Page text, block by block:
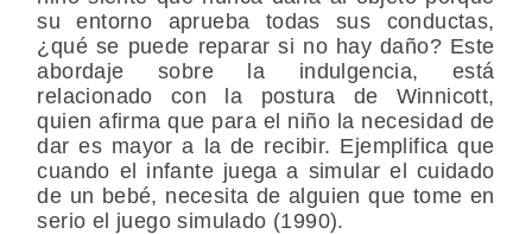
su entorno aprueba todas sus conductas,
¿qué se puede reparar si no hay daño? Este
abordaje sobre la indulgencia, está
relacionado con la postura de Winnicott,
quien afirma que para el niño la necesidad de
dar es mayor a la de recibir. Ejemplifica que
cuando el infante juega a simular el cuidado
de un bebé, necesita de alguien que tome en
serio el juego simulado (1990).